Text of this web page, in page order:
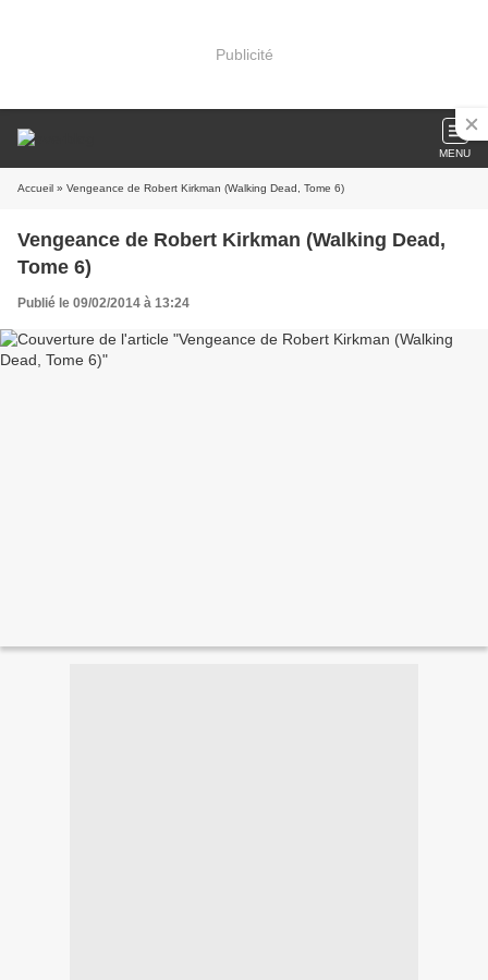
Publicité
MENU
Accueil » Vengeance de Robert Kirkman (Walking Dead, Tome 6)
Vengeance de Robert Kirkman (Walking Dead,
Tome 6)
Publié le 09/02/2014 à 13:24